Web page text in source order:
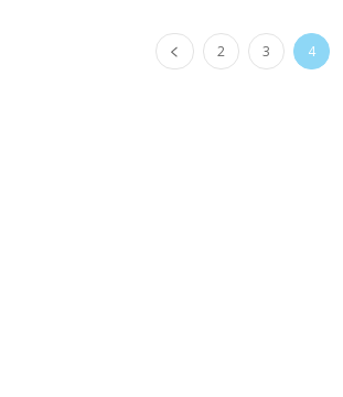
2 3 4